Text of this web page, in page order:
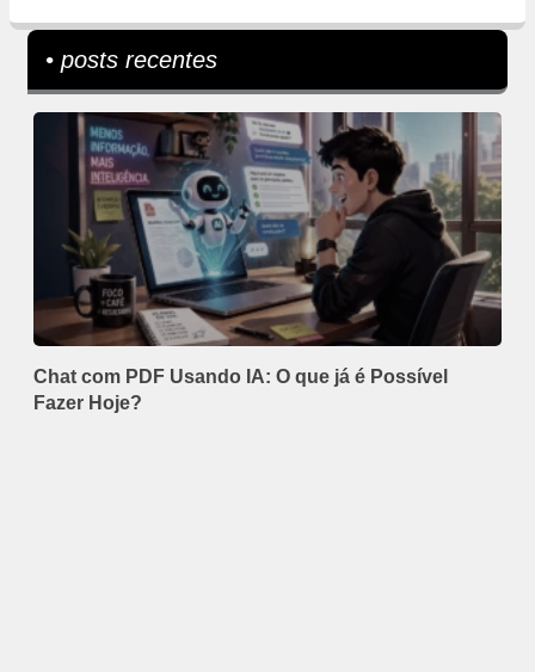
• posts recentes
Chat com PDF Usando IA: O que já é Possível
Fazer Hoje?